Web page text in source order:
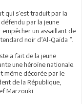
qui s’est traduit par la
par la jeune
un assaillant de
noir d’Al-Qaïda ”.
a fait de la jeune
une héroïne nationale.
même décorée par le
de la République,
Marzouki.